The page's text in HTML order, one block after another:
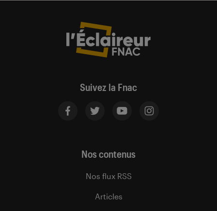
Suivez la Fnac
Nos contenus
Nos flux RSS
Articles